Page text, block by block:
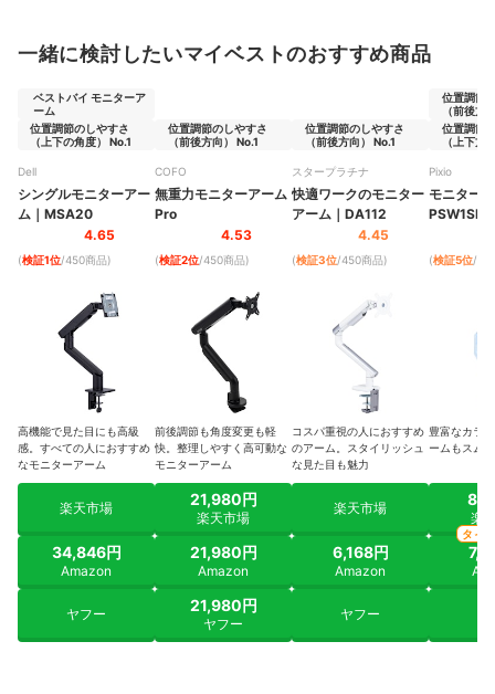
一緒に検討したいマイベストのおすすめ商品
ベストバイ モニターア
ーム
位置調節のしやすさ
（上下の角度） No.1
Dell
シングルモニターアー
ム ｜ MSA20
4.65
(検証1位/450商品)
高機能で見た目にも高級
感。すべての人におすすめ
なモニターアーム
楽天市場
34,846円
Amazon
ヤフー
位置調節のしやすさ
（前後方向） No.1
COFO
無重力モニターアーム
Pro
4.53
(検証2位/450商品)
前後調節も角度変更も軽
快。整理しやすく高可動な
モニターアーム
21,980円
楽天市場
21,980円
Amazon
21,980円
ヤフー
位置調節のしやすさ
（前後方向） No.1
スタープラチナ
快適ワークのモニター
アーム ｜ DA112
4.45
(検証3位/450商品)
コスパ重視の人におすすめ
のアーム。スタイリッシュ
な見た目も魅力
楽天市場
6,168円
Amazon
ヤフー
位置調節
（前後方
位置調節
（上下方
Pixio
モニター
PSW1SBL
(検証5位/
豊富なカラ
ームもスム
楽
タイ